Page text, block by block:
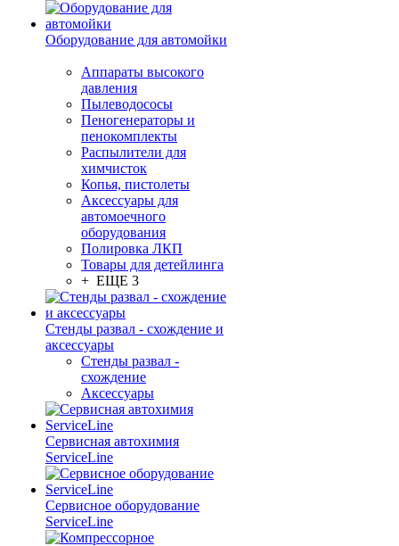
Оборудование для автомойки
Аппараты высокого
давления
Пылеводососы
Пеногенераторы и
пенокомплекты
Распылители для
химчисток
Копья, пистолеты
Аксессуары для
автомоечного
оборудования
Полировка ЛКП
Товары для детейлинга
+ ЕЩЕ 3
Стенды развал - схождение и
аксессуары
Стенды развал -
схождение
Аксессуары
Сервисная автохимия
ServiceLine
Сервисное оборудование
ServiceLine